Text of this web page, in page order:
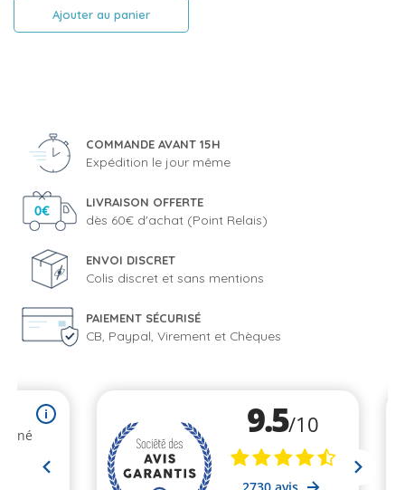
Ajouter au panier
COMMANDE AVANT 15H
Expédition le jour même
LIVRAISON OFFERTE
dès 60€ d'achat (Point Relais)
ENVOI DISCRET
Colis discret et sans mentions
PAIEMENT SÉCURISÉ
CB, Paypal, Virement et Chèques